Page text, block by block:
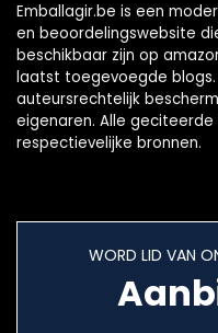
Emballagir.be is een
en beoordelingswebsite
beschikbaar zijn op
laatst toegevoegde
auteursrechtelijk
eigenaren. Alle
respectievelijke bronnen.
WORD LID VAN